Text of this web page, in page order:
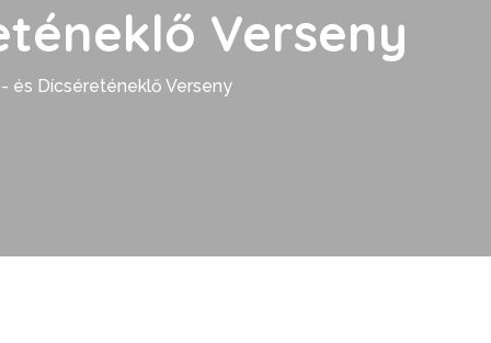
Verseny
és Dícséreténeklő Verseny